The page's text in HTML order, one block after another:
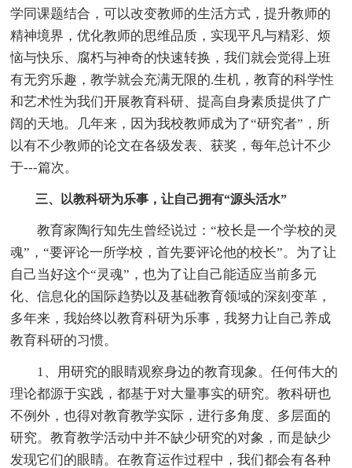
学同课题结合，可以改变教师的生活方式，提升教师的
精神境界，优化教师的思维品质，实现平凡与精彩、烦
恼与快乐、腐朽与神奇的快速转换，我们就会觉得上班
有无穷乐趣，教学就会充满无限的.生机，教育的科学性
和艺术性为我们开展教育科研、提高自身素质提供了广
阔的天地。几年来，因为我校教师成为了“研究者”，所
以有不少教师的论文在各级发表、获奖，每年总计不少
于---篇次。
三、以教科研为乐事，让自己拥有“源头活水”
教育家陶行知先生曾经说过：“校长是一个学校的灵
魂”，“要评论一所学校，首先要评论他的校长”。为了让
自己当好这个“灵魂”，也为了让自己能适应当前多元
化、信息化的国际趋势以及基础教育领域的深刻变革，
多年来，我始终以教育科研为乐事，我努力让自己养成
教育科研的习惯。
1、用研究的眼睛观察身边的教育现象。任何伟大的
理论都源于实践，都基于对大量事实的研究。教科研也
不例外，也得对教育教学实际，进行多角度、多层面的
研究。教育教学活动中并不缺少研究的对象，而是缺少
发现它们的眼睛。在教育运作过程中，我们都会有各种